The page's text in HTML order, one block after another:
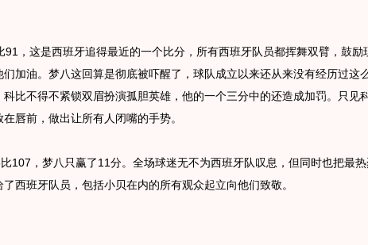
，这是西班牙追得最近的一个比分，所有西班牙队员都挥舞双臂，鼓励
们加油。梦八这回算是彻底被吓醒了，球队成立以来还从来没有经历过这
科比不得不紧锁双眉扮演孤胆英雄，他的一个三分中的还造成加罚。只见
唇前，做出让所有人闭嘴的手势。
，梦八只赢了11分。全场球迷无不为西班牙队叹息，但同时也把最热
了西班牙队员，包括小贝在内的所有观众起立向他们致敬。